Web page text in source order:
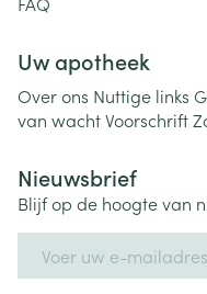
Uw apotheek
Over ons Nuttige links
van wachtVoorschrift
Nieuwsbrief
Blijf op de hoogte van